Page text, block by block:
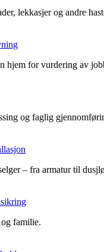
lekkasjer og andre
hjem for vurdering av
og faglig
– fra armatur til
familie.